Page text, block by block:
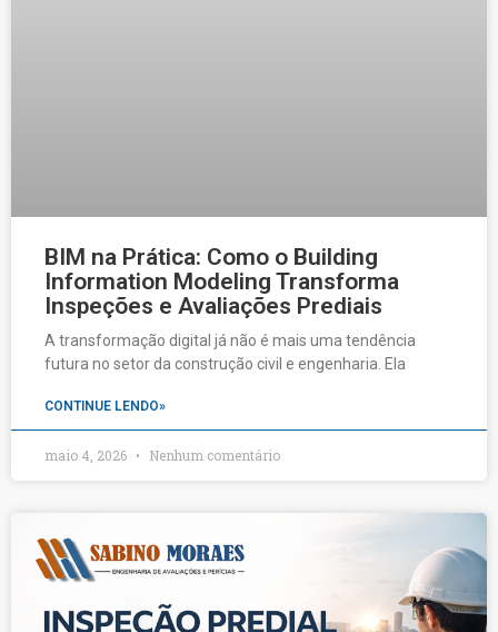
BIM na Prática: Como o Building
Information Modeling Transforma
Inspeções e Avaliações Prediais
A transformação digital já não é mais uma tendência
futura no setor da construção civil e engenharia. Ela
CONTINUE LENDO»
maio 4, 2026 Nenhum comentário